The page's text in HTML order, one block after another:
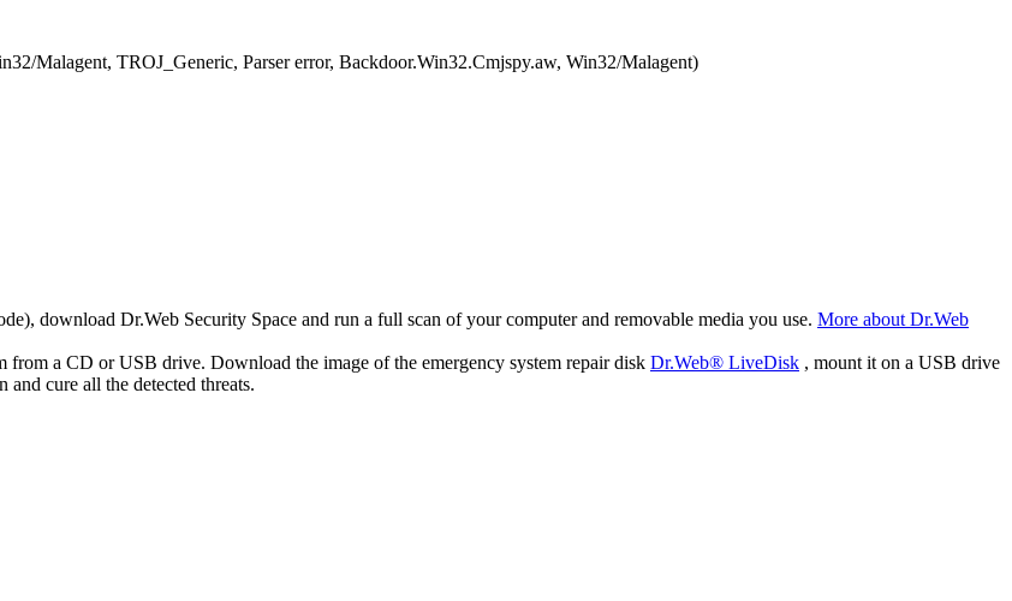
Malagent, TROJ_Generic, Parser error, Backdoor.Win32.Cmjspy.aw, Win32/Malagent)
download Dr.Web Security Space and run a full scan of your computer and removable media you use. More about Dr.Web
a CD or USB drive. Download the image of the emergency system repair disk Dr.Web® LiveDisk , mount it on a USB drive
cure all the detected threats.